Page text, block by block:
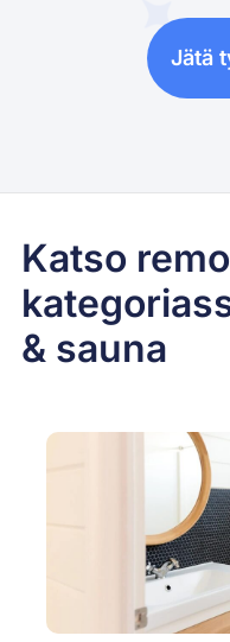
Jätä
Katso
& sauna